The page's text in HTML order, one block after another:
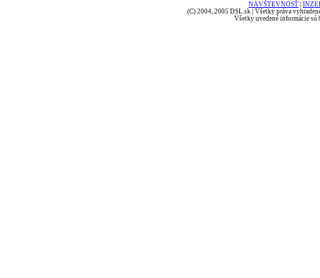
NÁVŠTEVNOSŤ
(C) 2004, 2005 DSL.sk | Všetky práva
Všetky uvedené informácie sú